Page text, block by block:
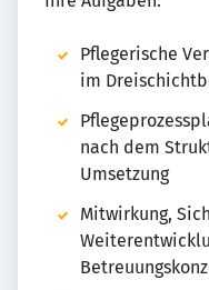
Pflegerische
im
nach dem
Umsetzung
Mitwirkung,